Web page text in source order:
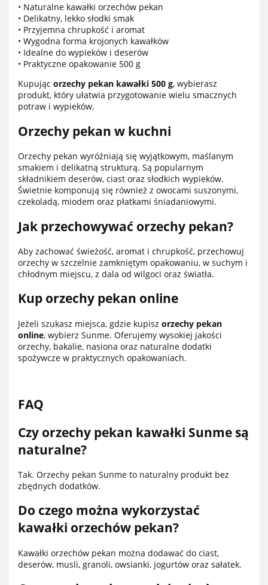
• Naturalne kawałki orzechów pekan
• Delikatny, lekko słodki smak
• Przyjemna chrupkość i aromat
• Wygodna forma krojonych kawałków
• Idealne do wypieków i deserów
• Praktyczne opakowanie 500 g
Kupując orzechy pekan kawałki 500 g, wybierasz
produkt, który ułatwia przygotowanie wielu smacznych
potraw i wypieków.
Orzechy pekan w kuchni
Orzechy pekan wyróżniają się wyjątkowym, maślanym
smakiem i delikatną strukturą. Są popularnym
składnikiem deserów, ciast oraz słodkich wypieków.
Świetnie komponują się również z owocami suszonymi,
czekoladą, miodem oraz płatkami śniadaniowymi.
Jak przechowywać orzechy pekan?
Aby zachować świeżość, aromat i chrupkość, przechowuj
orzechy w szczelnie zamkniętym opakowaniu, w suchym i
chłodnym miejscu, z dala od wilgoci oraz światła.
Kup orzechy pekan online
Jeżeli szukasz miejsca, gdzie kupisz orzechy pekan
online, wybierz Sunme. Oferujemy wysokiej jakości
orzechy, bakalie, nasiona oraz naturalne dodatki
spożywcze w praktycznych opakowaniach.
FAQ
Czy orzechy pekan kawałki Sunme są
naturalne?
Tak. Orzechy pekan Sunme to naturalny produkt bez
zbędnych dodatków.
Do czego można wykorzystać
kawałki orzechów pekan?
Kawałki orzechów pekan można dodawać do ciast,
deserów, musli, granoli, owsianki, jogurtów oraz sałatek.